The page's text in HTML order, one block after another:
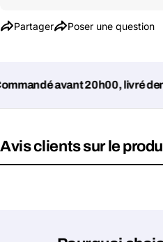
Partager Poser une question
avant 20h00, livré
Avis clients sur le